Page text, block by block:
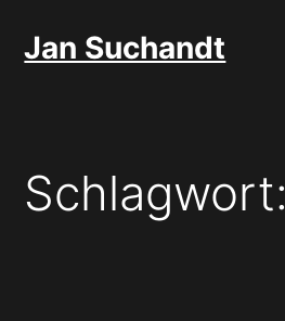
InhaltJan Suchandt
Schlagwort: